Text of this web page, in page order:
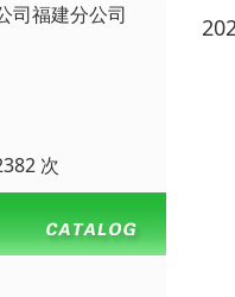
司福建分公司
次